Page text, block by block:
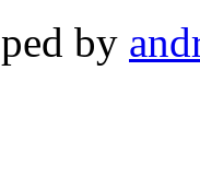
by